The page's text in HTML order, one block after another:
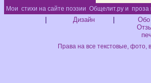
Мои стихи на сайте поэзии Общелит.ру и проза
Дизайн
Обо
Права на все текстовые,